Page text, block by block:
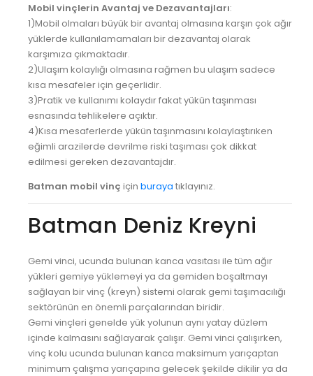
Mobil vinçlerin Avantaj ve Dezavantajları:
1)Mobil olmaları büyük bir avantaj olmasına karşın çok ağır
yüklerde kullanılamamaları bir dezavantaj olarak
karşımıza çıkmaktadır.
2)Ulaşım kolaylığı olmasına rağmen bu ulaşım sadece
kısa mesafeler için geçerlidir.
3)Pratik ve kullanımı kolaydır fakat yükün taşınması
esnasında tehlikelere açıktır.
4)Kısa mesaferlerde yükün taşınmasını kolaylaştırıken
eğimli arazilerde devrilme riski taşıması çok dikkat
edilmesi gereken dezavantajdır.
Batman mobil vinç için buraya tıklayınız.
Batman Deniz Kreyni
Gemi vinci, ucunda bulunan kanca vasıtası ile tüm ağır
yükleri gemiye yüklemeyi ya da gemiden boşaltmayı
sağlayan bir vinç (kreyn) sistemi olarak gemi taşımacılığı
sektörünün en önemli parçalarından biridir.
Gemi vinçleri genelde yük yolunun aynı yatay düzlem
içinde kalmasını sağlayarak çalışır. Gemi vinci çalışırken,
vinç kolu ucunda bulunan kanca maksimum yarıçaptan
minimum çalışma yarıçapına gelecek şekilde dikilir ya da